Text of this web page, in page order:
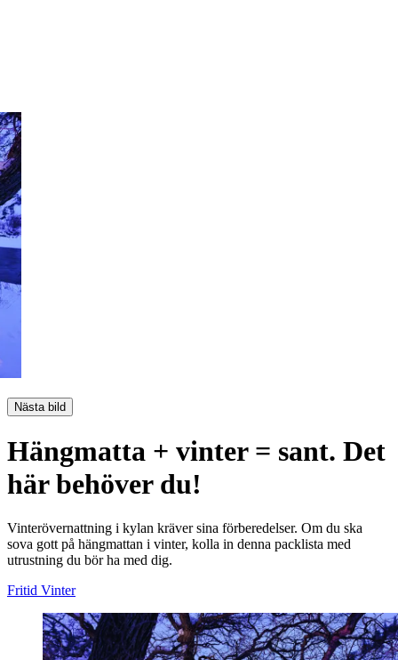
Nästa bild
Hängmatta + vinter = sant. Det
här behöver du!
Vinterövernattning i kylan kräver sina förberedelser. Om du ska
sova gott på hängmattan i vinter, kolla in denna packlista med
utrustning du bör ha med dig.
Fritid Vinter